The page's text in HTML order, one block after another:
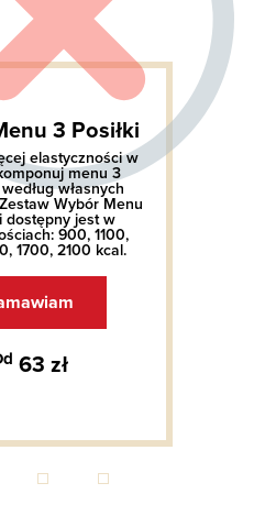
3 Posiłki
elastyczności w
menu 3
własnych
Wybór Menu
dostępny jest w
900, 1100,
1700, 2100 kcal.
63 zł